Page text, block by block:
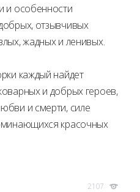
и особенности
отзывчивых
жадных и ленивых.
каждый найдет
и добрых героев,
и смерти, силе
красочных
2107